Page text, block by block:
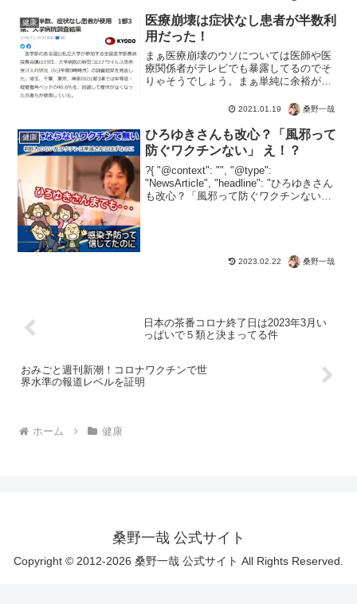
健康
医療崩壊は症状なし患者が半数利
用だった！
まぁ医療崩壊のウソについては医師や医
療関係者がテレビでも暴露してるのでそ
りゃそうでしょう。まぁ単純に余裕があ
得ですね。こんな状態で医療崩壊を煽る
人がいたら、もうかなり悪質といわざる
をえません。そのようなガ...
2021.01.19 桑野一哉
健康
ひろゆきさんも改心？「風邪って
防ぐワクチンない」 え！？
?{ "@context": "", "@type":
"NewsArticle", "headline": "ひろゆきさん
も改心？「風邪って防ぐワクチンない」
2023.02.22 桑野一哉
日本の茶番コロナ終了日は2023年3月い
っぱいで５類と決まってる件
おみごと週刊新潮！コロナワクチンで世
界水準の報道レベルを証明
ホーム 健康
桑野一哉 公式サイト
Copyright © 2012-2026 桑野一哉 公式サイト All Rights Reserved.